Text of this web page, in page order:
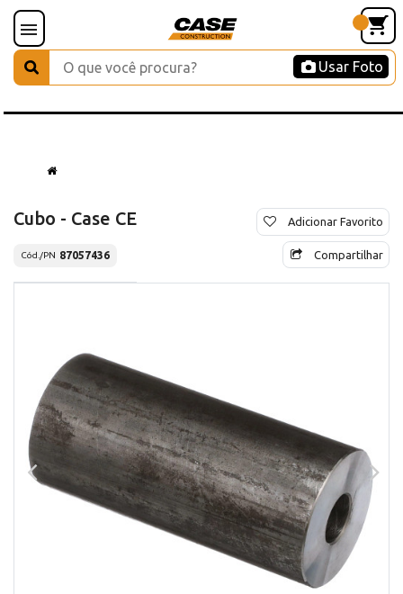
Usar Foto
Cubo - Case CE
Cód./PN 87057436
Adicionar Favorito
Compartilhar